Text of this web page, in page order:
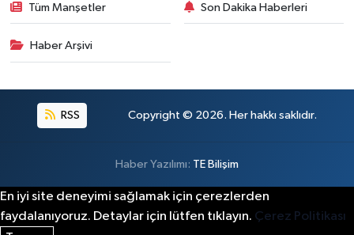
Tüm Manşetler Son Dakika Haberleri
Haber Arşivi
RSS Copyright © 2026. Her hakkı saklıdır.
Haber Yazılımı: TE Bilişim
En iyi site deneyimi sağlamak için çerezlerden
faydalanıyoruz. Detaylar için lütfen tıklayın. Çerez Politikası